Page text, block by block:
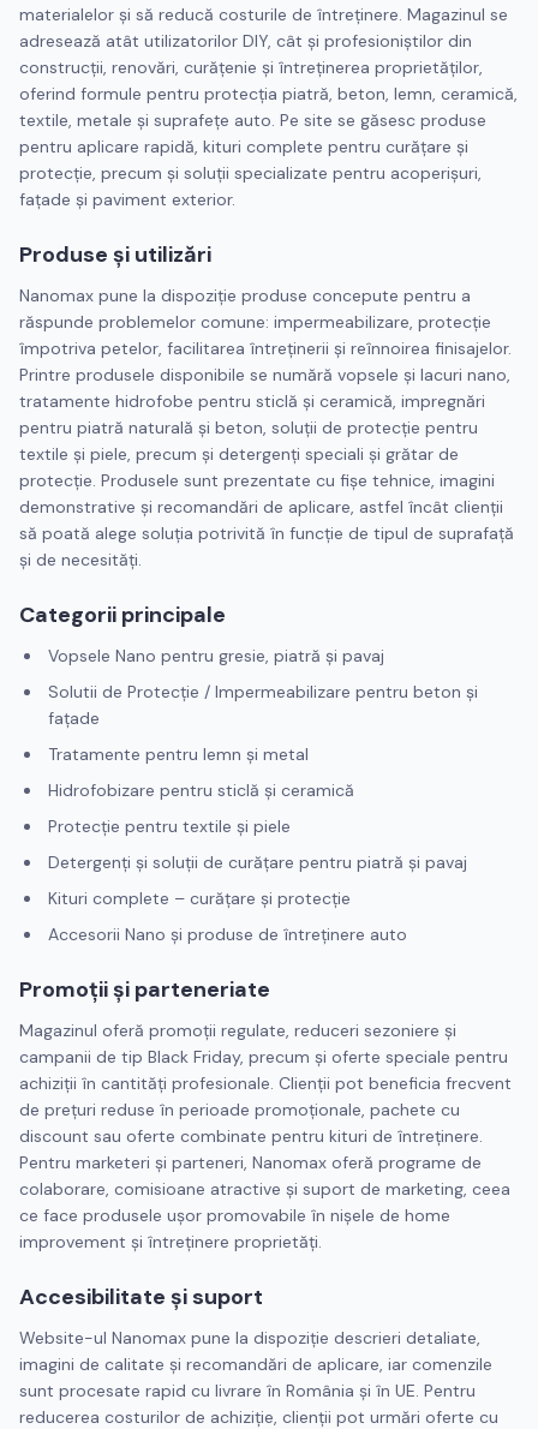
materialelor și să reducă costurile de întreținere. Magazinul se
adresează atât utilizatorilor DIY, cât și profesioniștilor din
construcții, renovări, curățenie și întreținerea proprietăților,
oferind formule pentru protecția piatră, beton, lemn, ceramică,
textile, metale și suprafețe auto. Pe site se găsesc produse
pentru aplicare rapidă, kituri complete pentru curățare și
protecție, precum și soluții specializate pentru acoperișuri,
fațade și paviment exterior.
Produse și utilizări
Nanomax pune la dispoziție produse concepute pentru a
răspunde problemelor comune: impermeabilizare, protecție
împotriva petelor, facilitarea întreținerii și reînnoirea finisajelor.
Printre produsele disponibile se numără vopsele și lacuri nano,
tratamente hidrofobe pentru sticlă și ceramică, impregnări
pentru piatră naturală și beton, soluții de protecție pentru
textile și piele, precum și detergenți speciali și grătar de
protecție. Produsele sunt prezentate cu fișe tehnice, imagini
demonstrative și recomandări de aplicare, astfel încât clienții
să poată alege soluția potrivită în funcție de tipul de suprafață
și de necesități.
Categorii principale
Vopsele Nano pentru gresie, piatră și pavaj
Solutii de Protecție / Impermeabilizare pentru beton și
fațade
Tratamente pentru lemn și metal
Hidrofobizare pentru sticlă și ceramică
Protecție pentru textile și piele
Detergenți și soluții de curățare pentru piatră și pavaj
Kituri complete – curățare și protecție
Accesorii Nano și produse de întreținere auto
Promoții și parteneriate
Magazinul oferă promoții regulate, reduceri sezoniere și
campanii de tip Black Friday, precum și oferte speciale pentru
achiziții în cantități profesionale. Clienții pot beneficia frecvent
de prețuri reduse în perioade promoționale, pachete cu
discount sau oferte combinate pentru kituri de întreținere.
Pentru marketeri și parteneri, Nanomax oferă programe de
colaborare, comisioane atractive și suport de marketing, ceea
ce face produsele ușor promovabile în nișele de home
improvement și întreținere proprietăți.
Accesibilitate și suport
Website-ul Nanomax pune la dispoziție descrieri detaliate,
imagini de calitate și recomandări de aplicare, iar comenzile
sunt procesate rapid cu livrare în România și în UE. Pentru
reducerea costurilor de achiziție, clienții pot urmări oferte cu